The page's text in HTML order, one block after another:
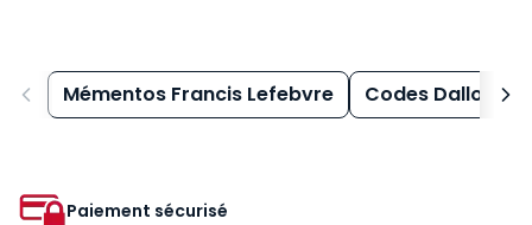
Mémentos Francis Lefebvre Codes Dalloz
Paiement sécurisé